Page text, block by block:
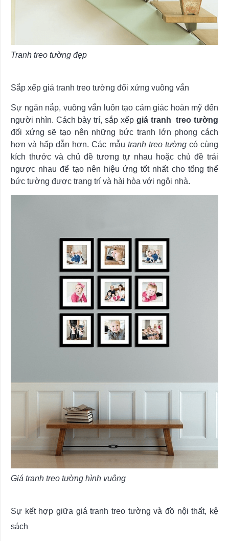
Tranh treo tường đẹp
Sắp xếp giá tranh treo tường đối xứng vuông vắn
Sự ngăn nắp, vuông vắn luôn tạo cảm giác hoàn mỹ đến
người nhìn. Cách bày trí, sắp xếpgiá tranh treo tường
đối xứng sẽ tạo nên những bức tranh lớn phong cách
hơn và hấp dẫn hơn. Các mẫu tranh treo tườngcó cùng
kích thước và chủ đề tương tự nhau hoặc chủ đề trái
ngược nhau để tạo nên hiệu ứng tốt nhất cho tổng thể
bức tường được trang trí và hài hòa với ngôi nhà.
Giá tranh treo tường hình vuông
Sự kết hợp giữa giá tranh treo tường và đồ nội thất, kệ
sách